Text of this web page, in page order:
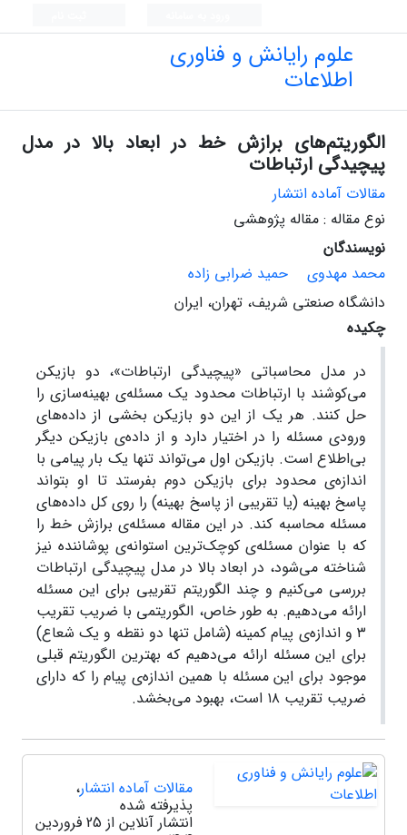
علوم رایانش و فناوری
اطلاعات
الگوریتم‌های برازش خط در ابعاد بالا در مدل
پیچیدگی ارتباطات
مقالات آماده انتشار
نوع مقاله : مقاله پژوهشی
نویسندگان
محمد مهدوی
حمید ضرابی زاده
دانشگاه صنعتی شریف، تهران، ایران
چکیده
در مدل محاسباتی «پیچیدگی ارتباطات»، دو بازیکن
می‌کوشند با ارتباطات محدود یک مسئله‌ی بهینه‌سازی را
حل کنند. هر یک از این دو بازیکن بخشی از داده‌ها‌ی
ورودی مسئله را در اختیار دارد و از داده‌ی بازیکن دیگر
بی‌اطلاع است. بازیکن اول می‌تواند تنها یک بار پیامی با
اندازه‌ی محدود برای بازیکن دوم بفرستد تا او بتواند
پاسخ بهینه (یا تقریبی از پاسخ بهینه) را روی کل داده‌های
مسئله محاسبه کند. در این مقاله مسئله‌ی‌ برازش خط را
که با عنوان مسئله‌ی کوچک‌ترین استوانه‌ی پوشاننده نیز
شناخته می‌شود، در ابعاد بالا در مدل پیچیدگی ارتباطات
بررسی می‌کنیم و چند الگوریتم تقریبی برای این مسئله
ارائه می‌دهیم. به طور خاص، الگوریتمی با ضریب تقریب
۳ و اندازه‌ی پیام کمینه (شامل تنها دو نقطه و یک شعاع)
برای این مسئله ارائه می‌دهیم که بهترین الگوریتم قبلی
موجود برای این مسئله با همین اندازه‌ی پیام را که دارای
ضریب تقریب ۱۸ است، بهبود می‌بخشد.
مقالات آماده انتشار،
پذیرفته شده
انتشار آنلاین از 25 فروردین